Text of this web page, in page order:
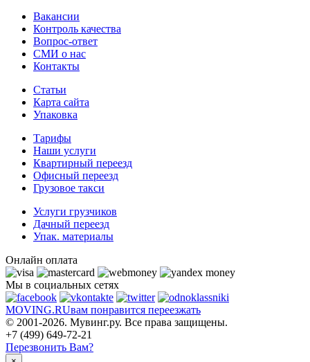
Вакансии
Контроль качества
Вопрос-ответ
СМИ о нас
Контакты
Статьи
Карта сайта
Упаковка
Тарифы
Наши услуги
Квартирный переезд
Офисный переезд
Грузовое такси
Услуги грузчиков
Дачный переезд
Упак. материалы
Онлайн оплата
Мы в социальных сетях
MOVING.RUвам понравится переезжать
© 2001-2026. Мувинг.ру. Все права защищены.
+7 (499) 649-72-21
Перезвонить Вам?